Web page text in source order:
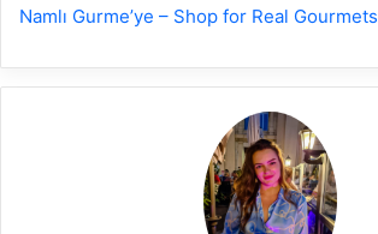
Namlı Gurme’ye – Shop for Real Gourmets